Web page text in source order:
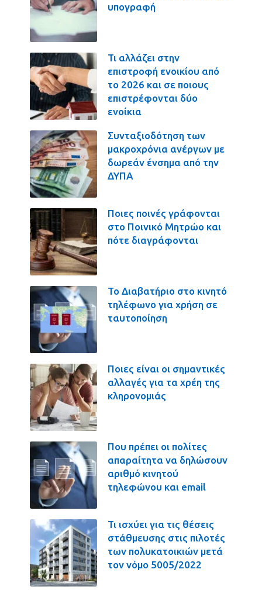
υπογραφή
Τι αλλάζει στην
επιστροφή ενοικίου από
το 2026 και σε ποιους
επιστρέφονται δύο
ενοίκια
Συνταξιοδότηση των
μακροχρόνια ανέργων με
δωρεάν ένσημα από την
ΔΥΠΑ
Ποιες ποινές γράφονται
στο Ποινικό Μητρώο και
πότε διαγράφονται
Το Διαβατήριο στο κινητό
τηλέφωνο για χρήση σε
ταυτοποίηση
Ποιες είναι οι σημαντικές
αλλαγές για τα χρέη της
κληρονομιάς
Που πρέπει οι πολίτες
απαραίτητα να δηλώσουν
αριθμό κινητού
τηλεφώνου και email
Τι ισχύει για τις θέσεις
στάθμευσης στις πιλοτές
των πολυκατοικιών μετά
τον νόμο 5005/2022